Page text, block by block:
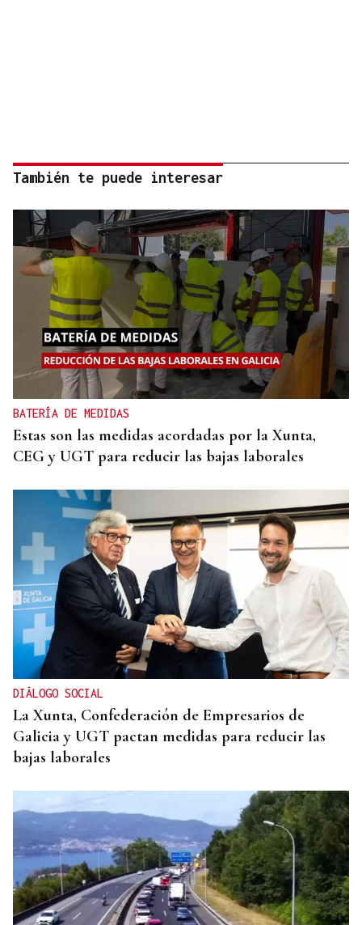
También te puede interesar
BATERÍA DE MEDIDAS
Estas son las medidas acordadas por la Xunta,
CEG y UGT para reducir las bajas laborales
DIÁLOGO SOCIAL
La Xunta, Confederación de Empresarios de
Galicia y UGT pactan medidas para reducir las
bajas laborales